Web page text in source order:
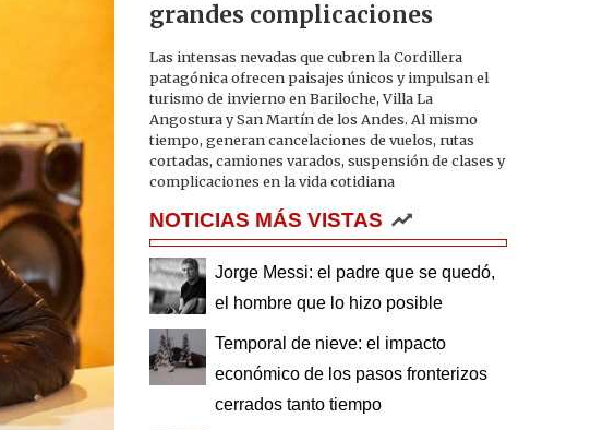
grandes complicaciones
Las intensas nevadas que cubren la Cordillera
patagónica ofrecen paisajes únicos y impulsan el
turismo de invierno en Bariloche, Villa La
Angostura y San Martín de los Andes. Al mismo
tiempo, generan cancelaciones de vuelos, rutas
cortadas, camiones varados, suspensión de clases y
complicaciones en la vida cotidiana
NOTICIAS MÁS VISTAS
Jorge Messi: el padre que se quedó,
el hombre que lo hizo posible
Temporal de nieve: el impacto
económico de los pasos fronterizos
cerrados tanto tiempo